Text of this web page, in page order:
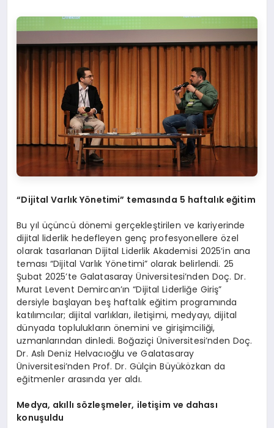
“Dijital Varlık Yönetimi” temasında 5 haftalık eğitim
Bu yıl üçüncü dönemi gerçekleştirilen ve kariyerinde
dijital liderlik hedefleyen genç profesyonellere özel
olarak tasarlanan Dijital Liderlik Akademisi 2025’in ana
teması “Dijital Varlık Yönetimi” olarak belirlendi. 25
Şubat 2025’te Galatasaray Üniversitesi’nden Doç. Dr.
Murat Levent Demircan’ın “Dijital Liderliğe Giriş”
dersiyle başlayan beş haftalık eğitim programında
katılımcılar; dijital varlıkları, iletişimi, medyayı, dijital
dünyada toplulukların önemini ve girişimciliği,
uzmanlarından dinledi. Boğaziçi Üniversitesi’nden Doç.
Dr. Aslı Deniz Helvacıoğlu ve Galatasaray
Üniversitesi’nden Prof. Dr. Gülçin Büyüközkan da
eğitmenler arasında yer aldı.
Medya, akıllı sözleşmeler, iletişim ve dahası
konuşuldu